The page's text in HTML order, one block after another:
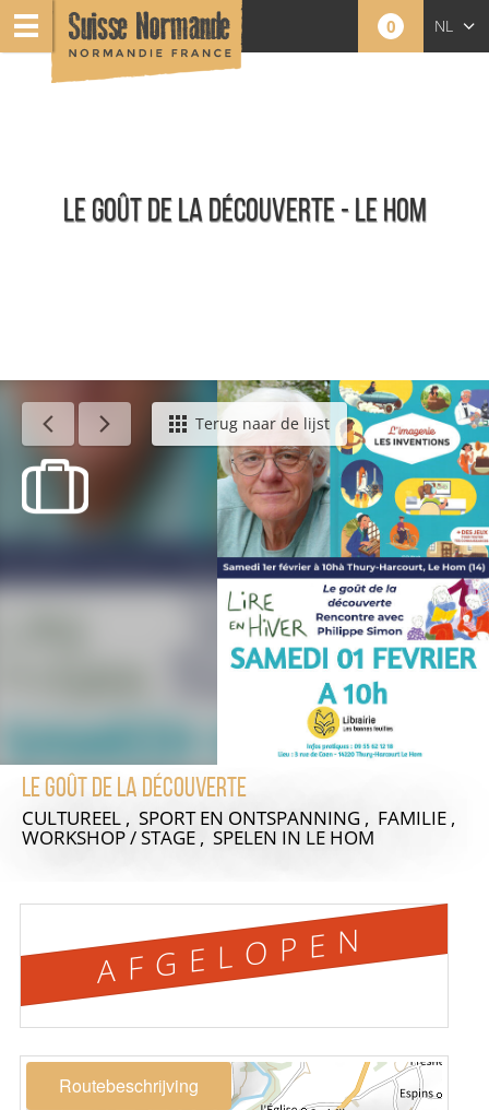
0 NL
LE GOÛT DE LA DÉCOUVERTE - LE HOM
Agenda - NederlandsTerug naar de lijst
Le goût de la découverte
CULTUREEL , SPORT EN ONTSPANNING , FAMILIE ,
WORKSHOP / STAGE , SPELEN IN LE HOM
AFGELOPEN
Routebeschrijving